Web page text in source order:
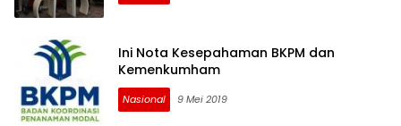
Ini Nota Kesepahaman BKPM dan
Kemenkumham
Nasional 9 Mei 2019